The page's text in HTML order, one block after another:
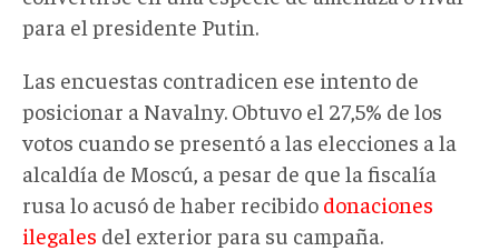
para el presidente Putin.
Las encuestas contradicen ese intento de
posicionar a Navalny. Obtuvo el 27,5% de los
votos cuando se presentó a las elecciones a la
alcaldía de Moscú, a pesar de que la fiscalía
rusa lo acusó de haber recibido donaciones
ilegales del exterior para su campaña.